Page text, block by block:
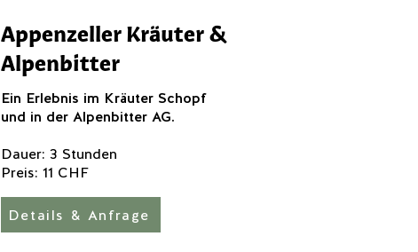
Appenzeller Kräuter &
Alpenbitter
Ein Erlebnis im Kräuter Schopf
und in der Alpenbitter AG.​
Dauer: 3 Stunden
Preis: 11 CHF
Details & Anfrage